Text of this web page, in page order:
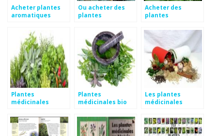
Acheter plantes
aromatiques
Ou acheter des
plantes
Acheter des
plantes
Plantes
médicinales
Plantes
médicinales bio
Les plantes
médicinales